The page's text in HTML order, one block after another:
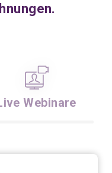
Webinare